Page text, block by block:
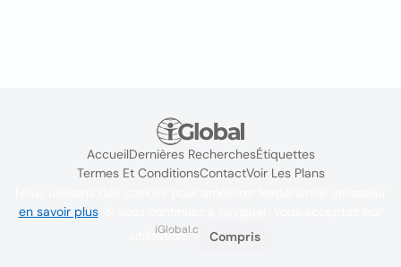
AccueilDernières RecherchesÉtiquettes
Termes Et ConditionsContactVoir Les Plans
iGlobal.co @ 2024
en savoir plus. Si vous continuez à naviguer, vous acceptez leur
utilisation.
Compris